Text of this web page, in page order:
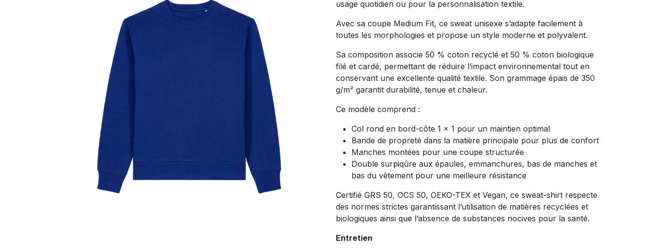
usage quotidien ou pour la personnalisation textile.
Avec sa coupe Medium Fit, ce sweat unisexe s’adapte facilement à
toutes les morphologies et propose un style moderne et polyvalent.
Sa composition associe 50 % coton recyclé et 50 % coton biologique
filé et cardé, permettant de réduire l’impact environnemental tout en
conservant une excellente qualité textile. Son grammage épais de 350
g/m² garantit durabilité, tenue et chaleur.
Ce modèle comprend :
Col rond en bord-côte 1 x 1 pour un maintien optimal
Bande de propreté dans la matière principale pour plus de confort
Manches montées pour une coupe structurée
Double surpiqûre aux épaules, emmanchures, bas de manches et
bas du vêtement pour une meilleure résistance
Certifié GRS 50, OCS 50, OEKO-TEX et Vegan, ce sweat-shirt respecte
des normes strictes garantissant l’utilisation de matières recyclées et
biologiques ainsi que l’absence de substances nocives pour la santé.
Entretien